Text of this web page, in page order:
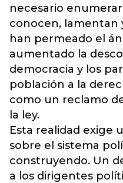
necesario
conocen, lamentan
han permeado el
aumentado la
democracia y los
población a la
como un reclamo
la ley.
Esta realidad exige
sobre el sistema
construyendo. Un
a los dirigentes